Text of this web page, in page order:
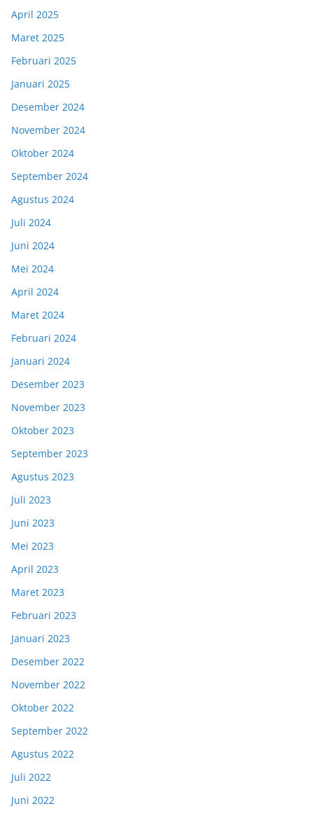
April 2025
Maret 2025
Februari 2025
Januari 2025
Desember 2024
November 2024
Oktober 2024
September 2024
Agustus 2024
Juli 2024
Juni 2024
Mei 2024
April 2024
Maret 2024
Februari 2024
Januari 2024
Desember 2023
November 2023
Oktober 2023
September 2023
Agustus 2023
Juli 2023
Juni 2023
Mei 2023
April 2023
Maret 2023
Februari 2023
Januari 2023
Desember 2022
November 2022
Oktober 2022
September 2022
Agustus 2022
Juli 2022
Juni 2022